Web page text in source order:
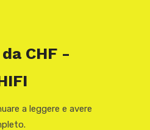
CHF -
a leggere e avere